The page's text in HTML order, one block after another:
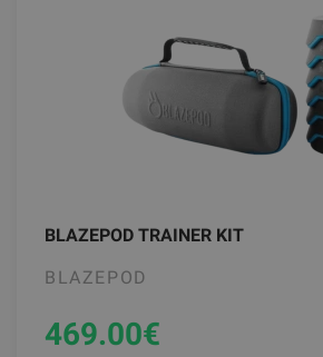
BLAZEPOD TRAINER KIT
BLAZEPOD
469.00€